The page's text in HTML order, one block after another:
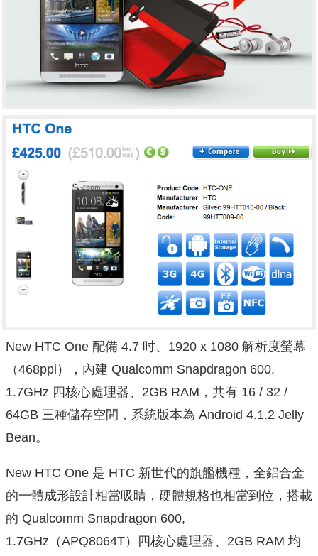
New HTC One 配備 4.7 吋、1920 x 1080 解析度螢幕
（468ppi），內建 Qualcomm Snapdragon 600,
1.7GHz 四核心處理器、2GB RAM，共有 16 / 32 /
64GB 三種儲存空間，系統版本為 Android 4.1.2 Jelly
Bean。
New HTC One 是 HTC 新世代的旗艦機種，全鋁合金
的一體成形設計相當吸睛，硬體規格也相當到位，搭載
的 Qualcomm Snapdragon 600,
1.7GHz（APQ8064T）四核心處理器、2GB RAM 均